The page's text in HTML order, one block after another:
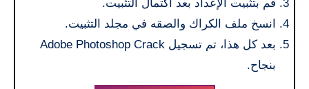
قم بتثبيت الإعداد بعد اكتمال التثبيت.
انسخ ملف الكراك والصقه في مجلد التثبيت.
بعد كل هذا، تم تسجيل Adobe Photoshop Crack
بنجاح.